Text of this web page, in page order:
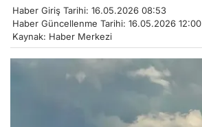
Haber Giriş Tarihi: 16.05.2026 08:53
Haber Güncellenme Tarihi: 16.05.2026 12:00
Kaynak: Haber Merkezi